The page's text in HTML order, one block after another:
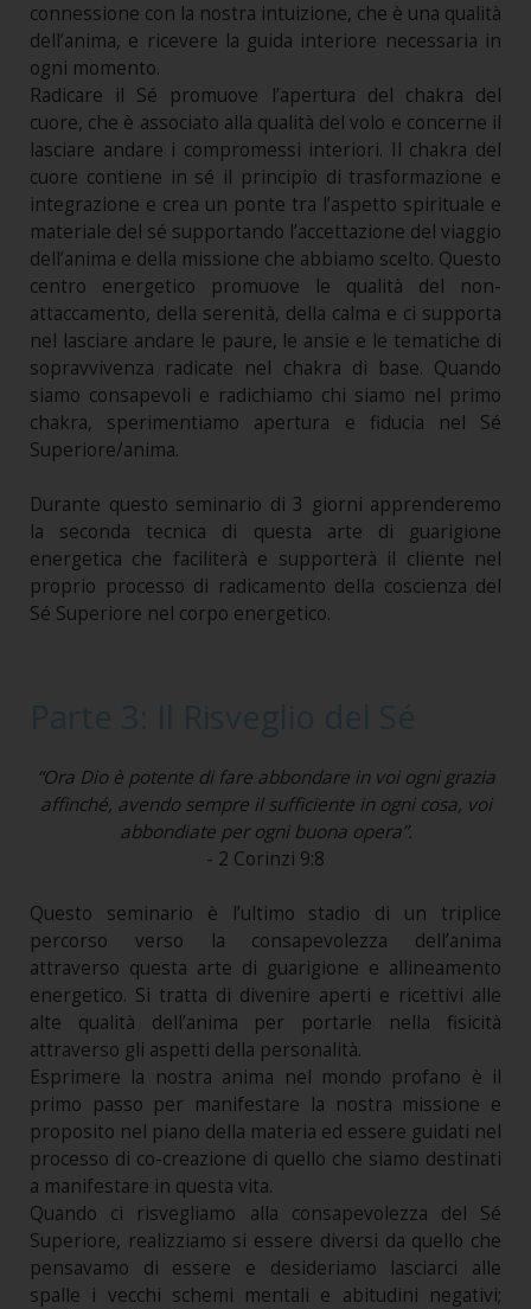
connessione con la nostra intuizione, che è una qualità
dell’anima, e ricevere la guida interiore necessaria in
ogni momento.
Radicare il Sé promuove l’apertura del chakra del
cuore, che è associato alla qualità del volo e concerne il
lasciare andare i compromessi interiori. Il chakra del
cuore contiene in sé il principio di trasformazione e
integrazione e crea un ponte tra l’aspetto spirituale e
materiale del sé supportando l’accettazione del viaggio
dell’anima e della missione che abbiamo scelto. Questo
centro energetico promuove le qualità del non-
attaccamento, della serenità, della calma e ci supporta
nel lasciare andare le paure, le ansie e le tematiche di
sopravvivenza radicate nel chakra di base. Quando
siamo consapevoli e radichiamo chi siamo nel primo
chakra, sperimentiamo apertura e fiducia nel Sé
Superiore/anima.
Durante questo seminario di 3 giorni apprenderemo
la seconda tecnica di questa arte di guarigione
energetica che faciliterà e supporterà il cliente nel
proprio processo di radicamento della coscienza del
Sé Superiore nel corpo energetico.
“Ora Dio è potente di fare abbondare in voi ogni grazia
affinché, avendo sempre il sufficiente in ogni cosa, voi
abbondiate per ogni buona opera”.
- 2 Corinzi 9:8
Questo seminario è l’ultimo stadio di un triplice
percorso verso la consapevolezza dell’anima
attraverso questa arte di guarigione e allineamento
energetico. Si tratta di divenire aperti e ricettivi alle
alte qualità dell’anima per portarle nella fisicità
attraverso gli aspetti della personalità.
Esprimere la nostra anima nel mondo profano è il
primo passo per manifestare la nostra missione e
proposito nel piano della materia ed essere guidati nel
processo di co-creazione di quello che siamo destinati
a manifestare in questa vita.
Quando ci risvegliamo alla consapevolezza del Sé
Superiore, realizziamo si essere diversi da quello che
pensavamo di essere e desideriamo lasciarci alle
spalle i vecchi schemi mentali e abitudini negativi;